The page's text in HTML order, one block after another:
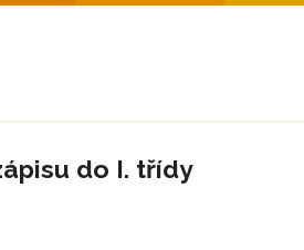
do I. třídy